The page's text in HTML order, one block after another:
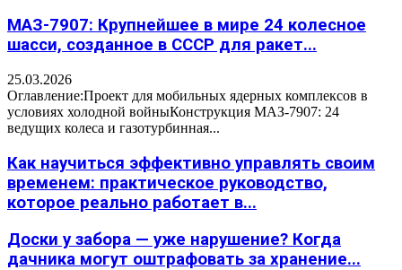
МАЗ-7907: Крупнейшее в мире 24 колесное
шасси, созданное в СССР для ракет...
25.03.2026
Оглавление:Проект для мобильных ядерных комплексов в
условиях холодной войныКонструкция МАЗ-7907: 24
ведущих колеса и газотурбинная...
Как научиться эффективно управлять своим
временем: практическое руководство,
которое реально работает в...
Доски у забора — уже нарушение? Когда
дачника могут оштрафовать за хранение...